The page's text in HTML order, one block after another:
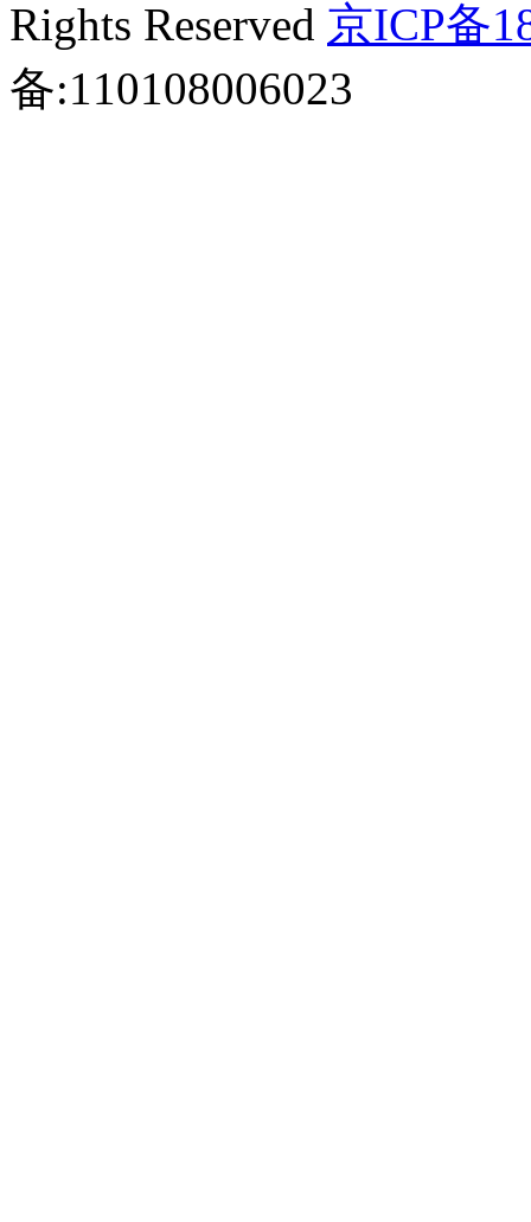
Rights Reserved 京ICP备
备:110108006023